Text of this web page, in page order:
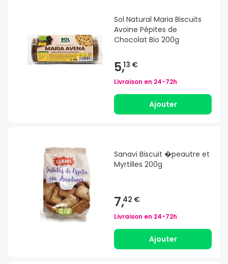
Sol Natural Maria Biscuits
Avoine Pépites de
Chocolat Bio 200g
5,13 €
Livraison en 24-72h
Ajouter
Sanavi Biscuit �peautre et
Myrtilles 200g
7,42 €
Livraison en 24-72h
Ajouter